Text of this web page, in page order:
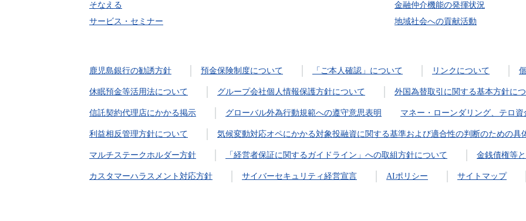
そなえる
サービス・セミナー
金融仲介機能の発揮状況
地域社会への貢献活動
鹿児島銀行の勧誘方針 預金保険制度について 「ご本人確認」について リンクについて
休眠預金等活用法について グループ会社個人情報保護方針について 外国為替取引に関する基本方針に
信託契約代理店にかかる掲示 グローバル外為行動規範への遵守意思表明 マネー・ローンダリング、テロ
利益相反管理方針について 気候変動対応オペにかかる対象投融資に関する基準および適合性の判断のための具
マルチステークホルダー方針 「経営者保証に関するガイドライン」への取組方針について 金銭債権等
カスタマーハラスメント対応方針 サイバーセキュリティ経営宣言 AIポリシー サイトマップ